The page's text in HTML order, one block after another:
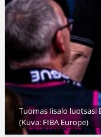
Tuomas Iisalo luotsasi
(Kuva: FIBA Europe)